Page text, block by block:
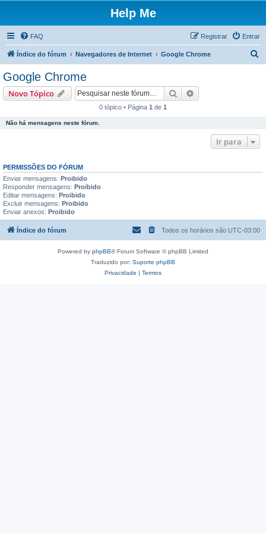
Help Me
FAQ Entrar
Registrar
Índice do fórum Navegadores de Internet Google Chrome
Google Chrome
Novo Tópico Pesquisar
0 tópico • Página 1 de 1
Não há mensagens neste fórum.
Ir para
PERMISSÕES DO FÓRUM
Enviar mensagens: Proibido
Responder mensagens: Proibido
Editar mensagens: Proibido
Excluir mensagens: Proibido
Enviar anexos: Proibido
Índice do fórum Todos os horários são UTC-03:00
Powered by phpBB® Forum Software © phpBB Limited
Traduzido por: Suporte phpBB
Privacidade | Termos